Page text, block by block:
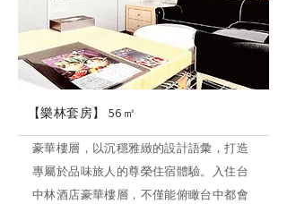
【樂林套房】 56㎡
豪華樓層，以沉穩雅緻的設計語彙，打造
專屬於品味旅人的尊榮住宿體驗。入住台
中林酒店豪華樓層，不僅能俯瞰台中都會